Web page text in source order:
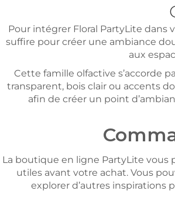
Pour intégrer Floral PartyLite dans
suffire pour créer une ambiance
aux
Cette famille olfactive s’accorde
transparent, bois clair ou accents
afin de créer un point
La boutique en ligne PartyLite vous
utiles avant votre achat. Vous
explorer d’autres inspirations